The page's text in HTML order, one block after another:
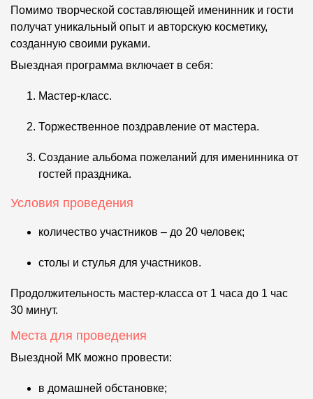
Помимо творческой составляющей именинник и гости
получат уникальный опыт и авторскую косметику,
созданную своими руками.
Выездная программа включает в себя:
Мастер-класс.
Торжественное поздравление от мастера.
Создание альбома пожеланий для именинника от
гостей праздника.
Условия проведения
количество участников – до 20 человек;
столы и стулья для участников.
Продолжительность мастер-класса от 1 часа до 1 час
30 минут.
Места для проведения
Выездной МК можно провести:
в домашней обстановке;